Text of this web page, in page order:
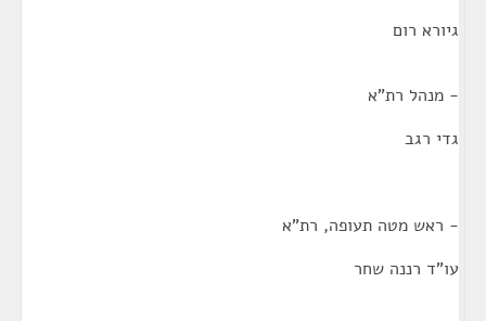
גיורא רום
- מנהל רת"א
גדי רגב
- ראש מטה תעופה, רת"א
עו"ד רננה שחר